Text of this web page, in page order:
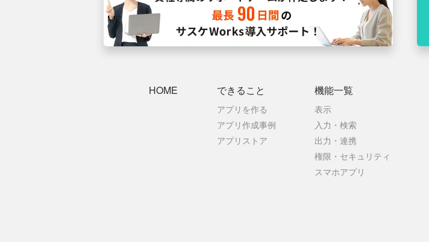
HOME できること
アプリを作る
アプリ作成事例
アプリストア
機能一覧
表示
入力・検索
出力・連携
権限・セキュリティ
スマホアプリ